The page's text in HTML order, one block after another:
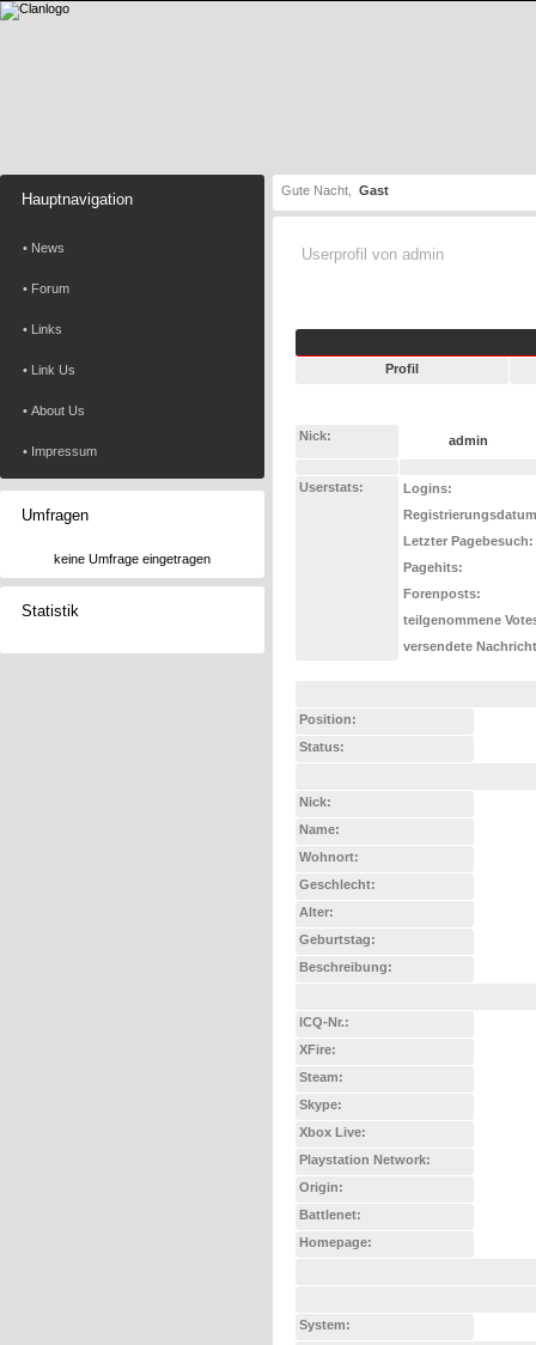
Hauptnavigation
• News
• Forum
• Links
• Link Us
• About Us
• Impressum
Umfragen
keine Umfrage eingetragen
Statistik
Gute Nacht, Gast
Userprofil von admin
Profil
Nick: admin
Userstats:
Logins:
Letzter Pagebesuch:
Pagehits:
Forenposts:
teilgenommene
versendete
Position:
Status:
Nick:
Name:
Wohnort:
Geschlecht:
Alter:
Geburtstag:
Beschreibung:
ICQ-Nr.:
XFire:
Steam:
Skype:
Xbox Live:
Playstation Network:
Origin:
Battlenet:
Homepage:
System: